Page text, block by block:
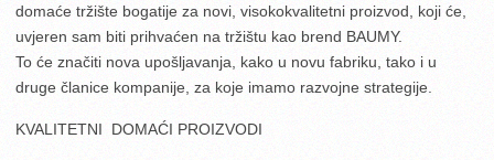
domaće tržište bogatije za novi, visokokvalitetni proizvod, koji će,
uvjeren sam biti prihvaćen na tržištu kao brend BAUMY.
To će značiti nova upošljavanja, kako u novu fabriku, tako i u
druge članice kompanije, za koje imamo razvojne strategije.
KVALITETNI DOMAĆI PROIZVODI